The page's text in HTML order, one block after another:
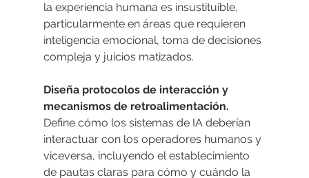
la experiencia humana es insustituible,
particularmente en áreas que requieren
inteligencia emocional, toma de decisiones
compleja y juicios matizados.
Diseña protocolos de interacción y
mecanismos de retroalimentación.
Define cómo los sistemas de IA deberían
interactuar con los operadores humanos y
viceversa, incluyendo el establecimiento
de pautas claras para cómo y cuándo la